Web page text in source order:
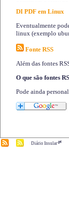
DI PDF em Linux
Eventualmente
linux (exemplo
Fonte RSS
Além das fontes
O que são fontes
Pode ainda
Diário Insular.pt